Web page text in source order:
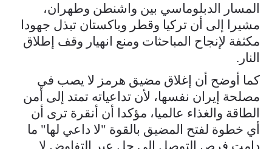
المسار الدبلوماسي بين واشنطن وطهران،
مشيرا إلى أن تركيا وقطر وباكستان تبذل جهودا
مكثفة لإنجاح المباحثات ومنع انهيار وقف إطلاق
النار.
كما أوضح أن إغلاق مضيق هرمز لا يصب في
مصلحة إيران نفسها، لأن تداعياته تمتد إلى أمن
الطاقة والغذاء عالميا، مؤكدا أن أنقرة ترى أن
أي خطوة لفتح المضيق بالقوة "لا داعي لها" ما
دامت فرص التوصل إلى حل عبر التفاوض لا